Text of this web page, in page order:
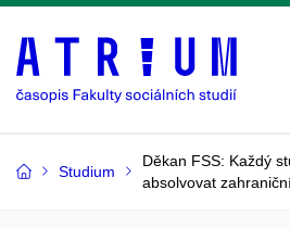
Studium
Děkan FSS: Každý
absolvovat